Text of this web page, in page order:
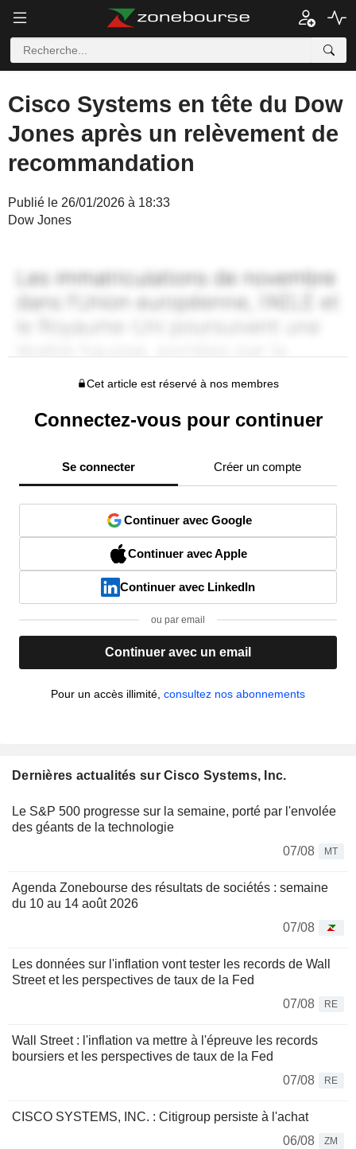
Cisco Systems en tête du Dow
Jones après un relèvement de
recommandation
Publié le 26/01/2026 à 18:33
Dow Jones
Cet article est réservé à nos membres
Connectez-vous pour continuer
Se connecter Créer un compte
Continuer avec Google
Continuer avec Apple
Continuer avec LinkedIn
ou par email
Continuer avec un email
Pour un accès illimité, consultez nos abonnements
Dernières actualités sur Cisco Systems, Inc.
Le S&P 500 progresse sur la semaine, porté par l'envolée
des géants de la technologie
07/08
MT
Agenda Zonebourse des résultats de sociétés : semaine
du 10 au 14 août 2026
07/08
Les données sur l'inflation vont tester les records de Wall
Street et les perspectives de taux de la Fed
07/08
RE
Wall Street : l'inflation va mettre à l'épreuve les records
boursiers et les perspectives de taux de la Fed
07/08
RE
CISCO SYSTEMS, INC. : Citigroup persiste à l'achat
06/08
ZM